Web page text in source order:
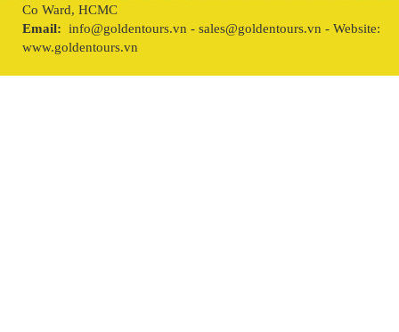
Co Ward, HCMC
Email: info@goldentours.vn - sales@goldentours.vn - Website:
www.goldentours.vn